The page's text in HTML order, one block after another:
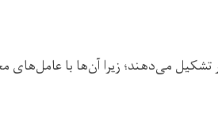
تشکیل می‌دهند؛ زیرا آن‌ها با